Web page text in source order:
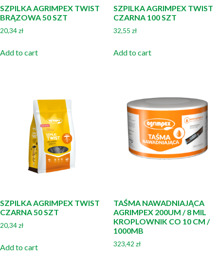
SZPILKA AGRIMPEX TWIST
BRĄZOWA 50 SZT
20,34zł
Add to cart
SZPILKA AGRIMPEX TWIST
CZARNA 100 SZT
32,55 zł
Add to cart
SZPILKA AGRIMPEX TWIST
CZARNA 50 SZT
20,34zł
Add to cart
TAŚMA NAWADNIAJĄCA
AGRIMPEX 200UM / 8 MIL
KROPLOWNIK CO 10 CM /
1000MB
323,42 zł